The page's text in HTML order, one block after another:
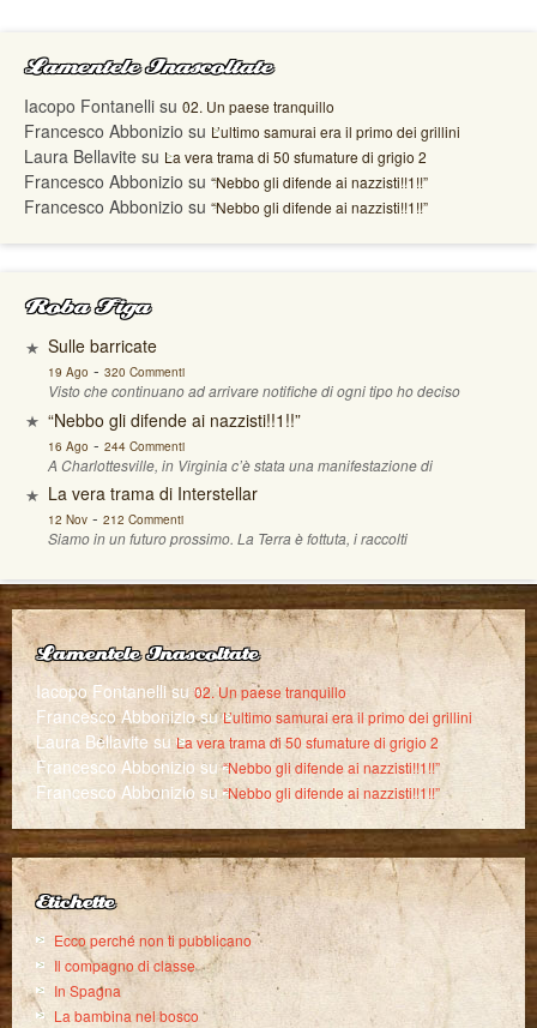
Lamentele Inascoltate
Iacopo Fontanelli su 02. Un paese tranquillo
Francesco Abbonizio su L’ultimo samurai era il primo dei grillini
Laura Bellavite su La vera trama di 50 sfumature di grigio 2
Francesco Abbonizio su “Nebbo gli difende ai nazzisti!!1!!”
Francesco Abbonizio su “Nebbo gli difende ai nazzisti!!1!!”
Roba Figa
Sulle barricate
19 Ago - 320 Commenti
Visto che continuano ad arrivare notifiche di ogni tipo ho deciso
“Nebbo gli difende ai nazzisti!!1!!”
16 Ago - 244 Commenti
A Charlottesville, in Virginia c’è stata una manifestazione di
La vera trama di Interstellar
12 Nov- 212 Commenti
Siamo in un futuro prossimo. La Terra è fottuta, i raccolti
Lamentele Inascoltate
Iacopo Fontanellisu02. Un paese tranquillo
Francesco AbboniziosuL’ultimo samurai era il primo dei grillini
Laura Bellavite su La vera trama di 50 sfumature di grigio 2
Francesco Abbonizio su“Nebbo gli difende ai nazzisti!!1!!”
Francesco Abbonizio su“Nebbo gli difende ai nazzisti!!1!!”
Etichette
Ecco perché non ti pubblicano
Il compagno di classe
In Spagna
La bambina nel bosco